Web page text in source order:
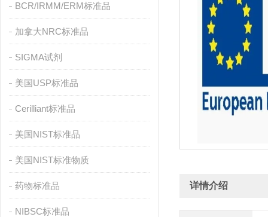
BCR/IRMM/ERM标准品
加拿大NRC标准品
SIGMA试剂
美国USP标准品
Cerilliant标准品
美国NIST标准品
美国NIST标准物质
药物标准品
NIBSC标准品
详情介绍